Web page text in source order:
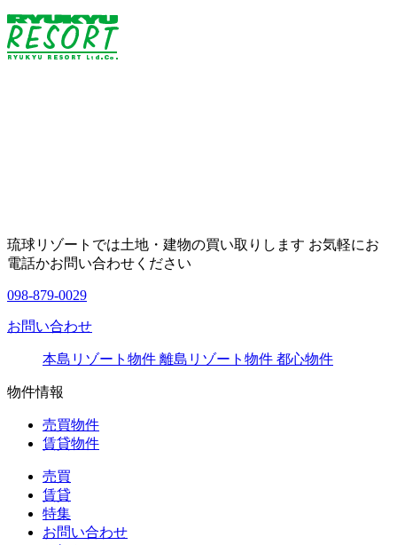
琉球リゾートでは土地・建物の買い取りします お気軽にお
電話かお問い合わせください
098-879-0029
お問い合わせ
本島リゾート物件 離島リゾート物件 都心物件
物件情報
売買物件
賃貸物件
売買
賃貸
特集
お問い合わせ